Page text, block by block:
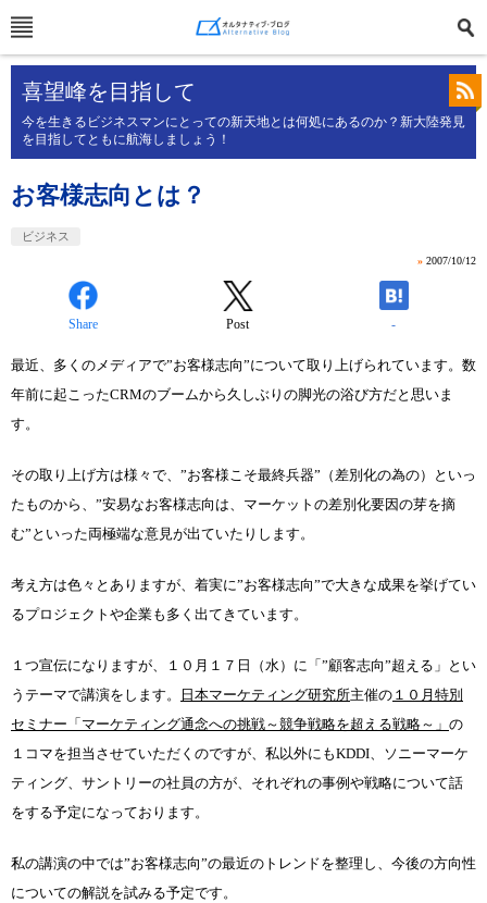
喜望峰を目指して
今を生きるビジネスマンにとっての新天地とは何処にあるのか？新大陸発見
を目指してともに航海しましょう！
お客様志向とは？
ビジネス
» 2007/10/12
Share Post -
最近、多くのメディアで”お客様志向”について取り上げられています。数
年前に起こったCRMのブームから久しぶりの脚光の浴び方だと思いま
す。
その取り上げ方は様々で、”お客様こそ最終兵器”（差別化の為の）といっ
たものから、”安易なお客様志向は、マーケットの差別化要因の芽を摘
む”といった両極端な意見が出ていたりします。
考え方は色々とありますが、着実に”お客様志向”で大きな成果を挙げてい
るプロジェクトや企業も多く出てきています。
１つ宣伝になりますが、１０月１７日（水）に「”顧客志向”超える」とい
うテーマで講演をします。
日本マーケティング研究所主催の １０月特別
セミナー「マーケティング通念への挑戦～競争戦略を超える戦略～」 の
１コマを担当させていただくのですが、私以外にもKDDI、ソニーマーケ
ティング、サントリーの社員の方が、それぞれの事例や戦略について話
をする予定になっております。
私の講演の中では”お客様志向”の最近のトレンドを整理し、今後の方向性
についての解説を試みる予定です。